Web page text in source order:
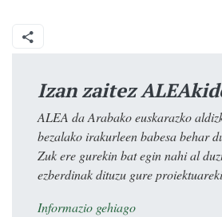
Izan zaitez
ALEA da Arabako euskarazko
bezalako irakurleen babesa behar
Zuk ere gurekin bat egin nahi al
ezberdinak dituzu gure
Informazio gehiago